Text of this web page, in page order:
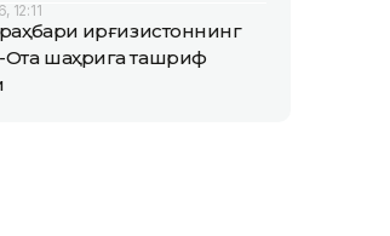
12:11
Қирғизистоннинг
шаҳрига ташриф